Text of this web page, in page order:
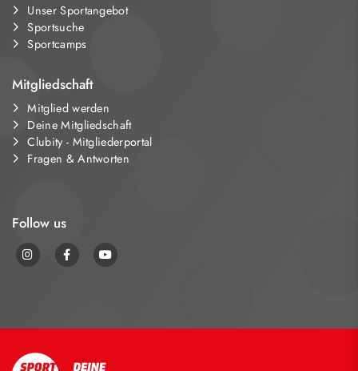
Unser Sportangebot
Sportsuche
Sportcamps
Mitgliedschaft
Mitglied werden
Deine Mitgliedschaft
Clubity - Mitgliederportal
Fragen & Antworten
Follow us